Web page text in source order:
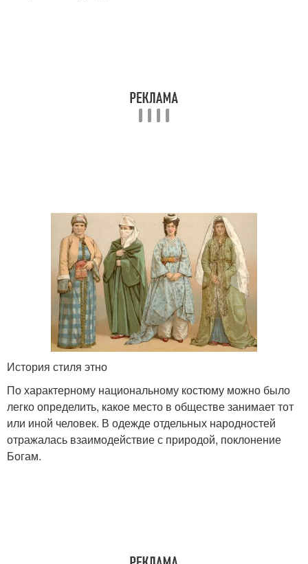
История стиля этно
По характерному национальному костюму можно было
легко определить, какое место в обществе занимает тот
или иной человек. В одежде отдельных народностей
отражалась взаимодействие с природой, поклонение
Богам.